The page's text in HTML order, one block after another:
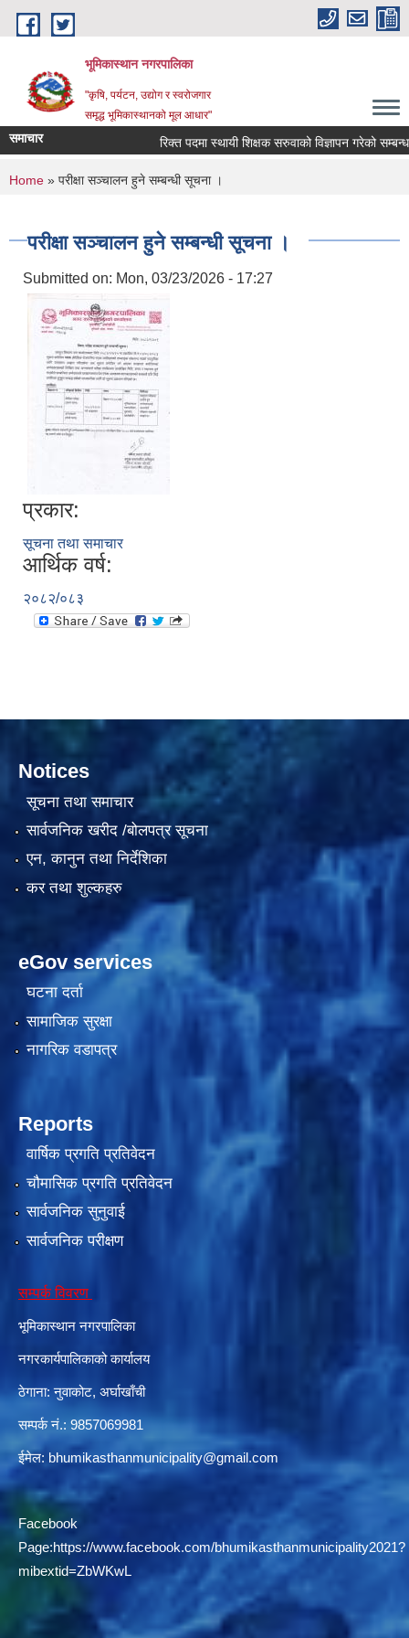
Skip to main content
भूमिकास्थान नगरपालिका
"कृषि, पर्यटन, उद्योग र स्वरोजगार
समृद्ध भूमिकास्थानको मूल आधार"
समाचार रिक्त पदमा स्थायी शिक्षक सरुवाको विज्ञापन गरेको
You are here
Home » परीक्षा सञ्चालन हुने सम्बन्धी सूचना ।
परीक्षा सञ्चालन हुने सम्बन्धी सूचना ।
Submitted on: Mon, 03/23/2026 - 17:27
प्रकार:
सूचना तथा समाचार
आर्थिक वर्ष:
२०८२/०८३
Notices
सूचना तथा समाचार
सार्वजनिक खरीद /बोलपत्र सूचना
एन, कानुन तथा निर्देशिका
कर तथा शुल्कहरु
eGov services
घटना दर्ता
सामाजिक सुरक्षा
नागरिक वडापत्र
Reports
वार्षिक प्रगति प्रतिवेदन
चौमासिक प्रगति प्रतिवेदन
सार्वजनिक सुनुवाई
सार्वजनिक परीक्षण
सम्पर्क विवरण
भूमिकास्थान नगरपालिका
नगरकार्यपालिकाको कार्यालय
ठेगाना: नुवाकोट, अर्घाखाँची
सम्पर्क नं.: 9857069981
ईमेल: bhumikasthanmunicipality@gmail.com
Facebook
Page:https://www.facebook.com/bhumikasthanmunicipality2021?
mibextid=ZbWKwL